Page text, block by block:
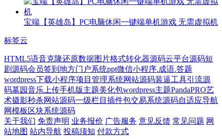
宝端【英雄岛】PC电脑休闲一键端单机游戏 无需虚拟机
标签云
HTML5语音克隆还原数据图片格式转化器源码云平台源码短
剧源码会员签到 地方门户系统ppt微信小程序.成语.答题
wordpress下载小程序项目管理系统网站源码装逼工具引流源
码墓园音乐上传手机版主题美化包wordpress主题PandaPRO艺
术摄影秒杀网站源码一级栏目 插件包交易系统源码自适应导航
网模板 区块系统源码
关于我们 免责声明 业务报价 广告服务 意见反馈 常见问题 网
站地图 站内导航 投稿须知 付款方式